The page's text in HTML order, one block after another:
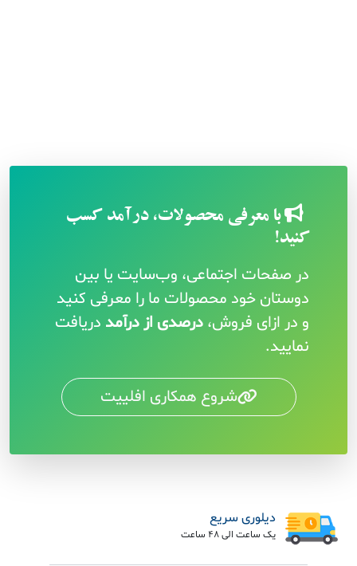
با معرفی محصولات، درآمد کسب
کنید!
در صفحات اجتماعی، وب‌سایت یا بین
دوستان خود محصولات ما را معرفی کنید
و در ازای فروش، درصدی از درآمد دریافت
نمایید.
شروع همکاری افلییت
دیلوری سریع
یک ساعت الی 48 ساعت